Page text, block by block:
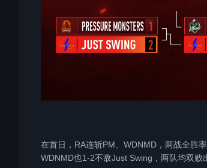
在首日，RA连斩PM、WDNMD，两战全胜
WDNMD也1-2不敌Just Swing，两队均双败